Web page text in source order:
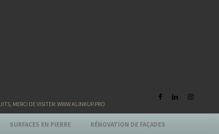
MERCI DE VISITER: WWW.KLINKUP.PRO
SURFACES EN PIERRE RÉNOVATION DE FAÇADES